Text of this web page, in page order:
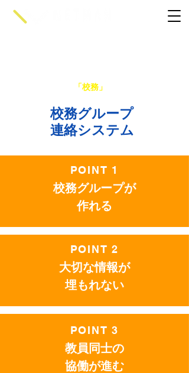
「校務」
校務グループ
連絡システム
POINT 1
校務グループが
作れる
POINT 2
大切な情報が
埋もれない
POINT 3
教員同士の
協働が進む